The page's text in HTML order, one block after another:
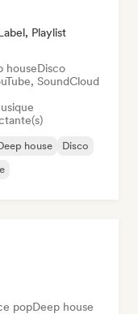
Playlist
houseDisco
SoundCloud
house
Disco
popDeep house